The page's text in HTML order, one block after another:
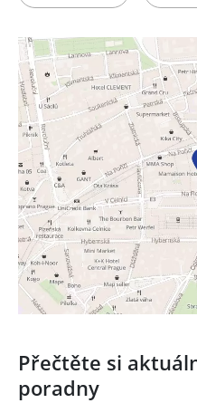
Přečtěte si
poradny